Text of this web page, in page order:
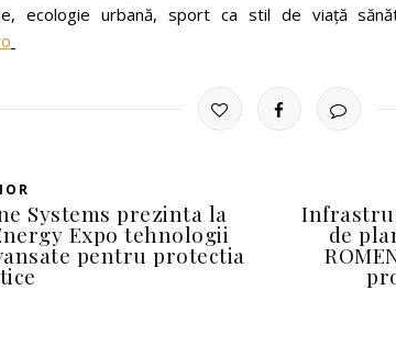
ecologie urbană, sport ca stil de viață
Systems prezinta la
Expo tehnologii
pentru protectia
de